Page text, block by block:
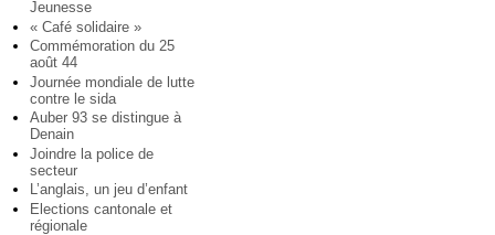
Jeunesse
« Café solidaire »
Commémoration du 25
août 44
Journée mondiale de lutte
contre le sida
Auber 93 se distingue à
Denain
Joindre la police de
secteur
L’anglais, un jeu d’enfant
Elections cantonale et
régionale